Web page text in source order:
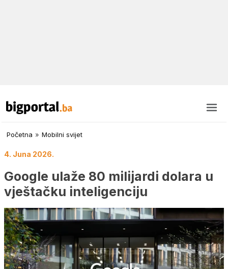
Početna » Mobilni svijet
4. Juna 2026.
Google ulaže 80 milijardi dolara u
vještačku inteligenciju